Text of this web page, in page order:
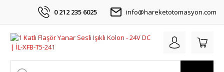
0 212 235 6025 info@hareketotomasyon.com